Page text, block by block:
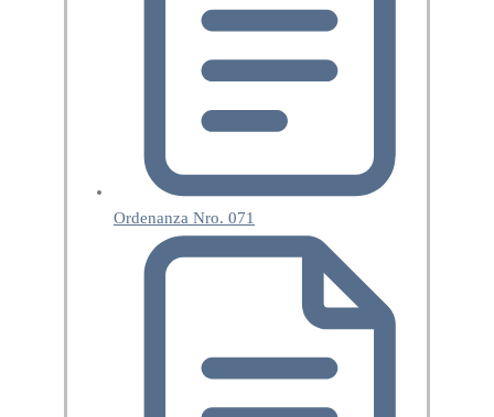
Ordenanza Nro. 071